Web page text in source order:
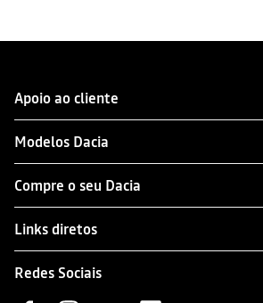
Apoio ao cliente
Modelos Dacia
Compre o seu Dacia
Links diretos
Redes Sociais